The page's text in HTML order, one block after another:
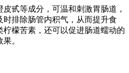
皮甙等成分，可温和刺激胃肠道，
排除肠管内积气，从而提升食
檬苦素，还可以促进肠道蠕动的
。